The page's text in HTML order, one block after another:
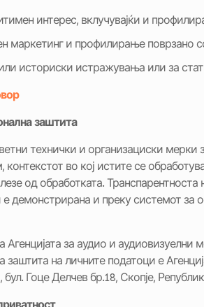
интерес, вклучувајќи и
маркетинг и профилирање поврзано
историски истражувања или за
заштита
технички и организациски мерки
во кој истите се
од обработката.
демонстрирана и преку системот за
Агенцијата за аудио и аудиовизуелни
на личните податоци е
Гоце Делчев бр.18, Скопје,